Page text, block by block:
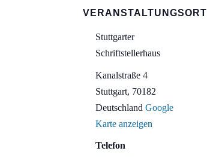
VERANSTALTUNGSORT
Stuttgarter
Schriftstellerhaus
Kanalstraße 4
Stuttgart, 70182
Deutschland Google
Karte anzeigen
Telefon